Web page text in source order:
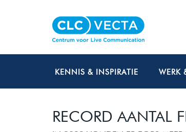
KENNIS & INSPIRATIE WERK
RECORD AANTAL